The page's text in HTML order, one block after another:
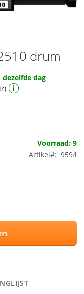
drum
dag
Voorraad: 9
Artikel
9594